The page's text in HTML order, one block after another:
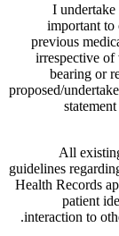
I
important to
previous
irrespective
bearing or
proposed/
All
guidelines
Health Records
patient
interaction to